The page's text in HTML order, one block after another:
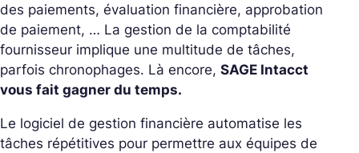
des paiements, évaluation financière, approbation
de paiement, … La gestion de la comptabilité
fournisseur implique une multitude de tâches,
parfois chronophages. Là encore, SAGE Intacct
vous fait gagner du temps.
Le logiciel de gestion financière automatise les
tâches répétitives pour permettre aux équipes de